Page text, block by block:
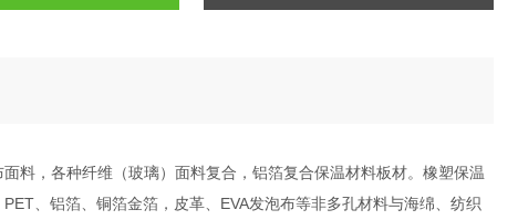
料，各种纤维（玻璃）面料复合，铝箔复合保温材料板材。橡塑保温
、铝箔、铜箔金箔，皮革、EVA发泡布等非多孔材料与海绵、纺织